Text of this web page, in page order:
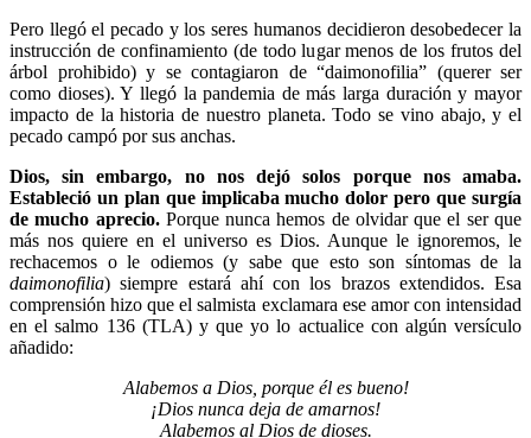
Pero llegó el pecado y los seres humanos decidieron desobedecer la
instrucción de confinamiento (de todo lugar menos de los frutos del
árbol prohibido) y se contagiaron de “daimonofilia” (querer ser
como dioses). Y llegó la pandemia de más larga duración y mayor
impacto de la historia de nuestro planeta. Todo se vino abajo, y el
pecado campó por sus anchas.
Dios, sin embargo, no nos dejó solos porque nos amaba.
Estableció un plan que implicaba mucho dolor pero que surgía
de mucho aprecio.Porque nunca hemos de olvidar que el ser que
más nos quiere en el universo es Dios. Aunque le ignoremos, le
rechacemos o le odiemos (y sabe que esto son síntomas de la
daimonofilia) siempre estará ahí con los brazos extendidos. Esa
comprensión hizo que el salmista exclamara ese amor con intensidad
en el salmo 136 (TLA) y que yo lo actualice con algún versículo
añadido:
Alabemos a Dios, porque él es bueno!
¡Dios nunca deja de amarnos!
Alabemos al Dios de dioses.